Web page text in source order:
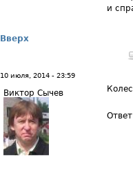
и
Вверх
10 июля, 2014 - 23:59
Виктор Сычев